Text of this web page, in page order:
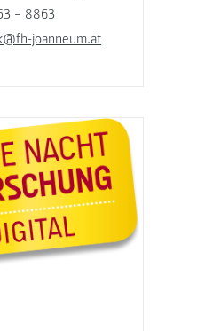
– 8863
joanneum.at